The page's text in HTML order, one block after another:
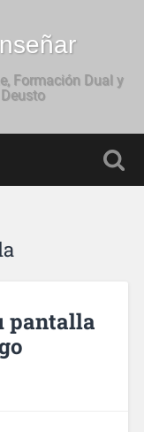
Formación Dual y
pantalla